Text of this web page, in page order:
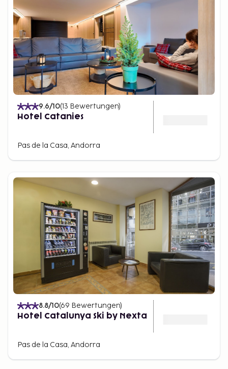
9.6/10(13 Bewertungen)
Hotel Catanies
Pas de la Casa, Andorra
8.8/10(69 Bewertungen)
Hotel Catalunya Ski by Nexta
Pas de la Casa, Andorra